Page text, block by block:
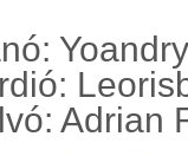
Adrian